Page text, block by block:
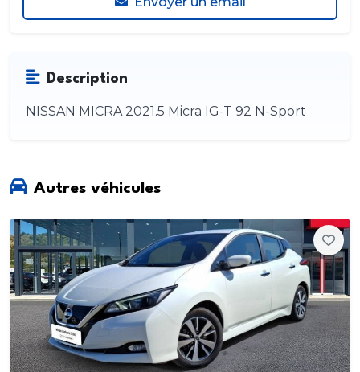
Description
NISSAN MICRA 2021.5 Micra IG-T 92 N-Sport
Autres véhicules